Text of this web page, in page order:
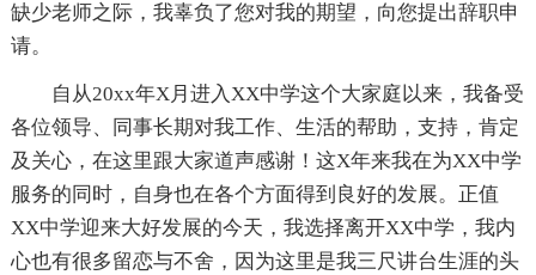
缺少老师之际，我辜负了您对我的期望，向您提出辞职申
请。
自从20xx年X月进入XX中学这个大家庭以来，我备受
各位领导、同事长期对我工作、生活的帮助，支持，肯定
及关心，在这里跟大家道声感谢！这X年来我在为XX中学
服务的同时，自身也在各个方面得到良好的发展。正值
XX中学迎来大好发展的今天，我选择离开XX中学，我内
心也有很多留恋与不舍，因为这里是我三尺讲台生涯的头